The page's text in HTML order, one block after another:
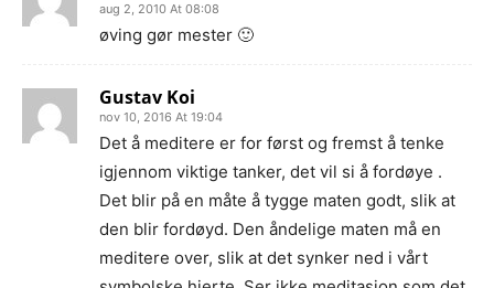
aug 2, 2010 At 08:08
øving gør mester 🙂
Gustav Koi
nov 10, 2016 At 19:04
Det å meditere er for først og fremst å tenke
igjennom viktige tanker, det vil si å fordøye .
Det blir på en måte å tygge maten godt, slik at
den blir fordøyd. Den åndelige maten må en
meditere over, slik at det synker ned i vårt